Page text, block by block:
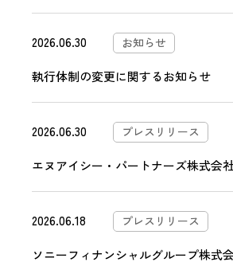
2026.06.30 お知らせ
執行体制の変更に関するお知らせ
2026.06.30 プレスリリース
エヌアイシー・パートナーズ株式会
2026.06.18 プレスリリース
ソニーフィナンシャルグループ株